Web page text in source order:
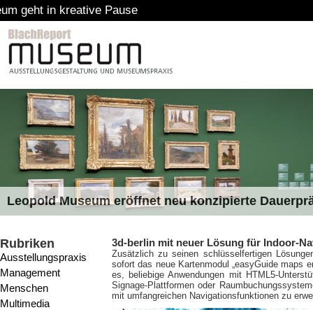
Leopold Museum eröffnet neu konzipierte
Rubriken
Ausstellungspraxis
Management
Menschen
Multimedia
3d-berlin mit neuer Lösung für Indoor-
Zusätzlich zu seinen schlüsselfertigen
sofort das neue Kartenmodul „easyGuide maps
es, beliebige Anwendungen mit HTML5-
Signage-Plattformen oder
mit umfangreichen Navigationsfunktionen zu